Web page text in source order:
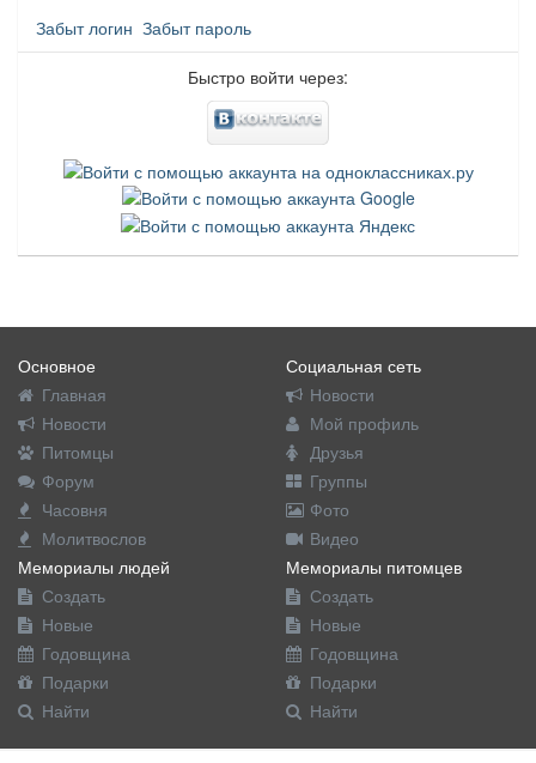
Забыт логин Забыт пароль
Быстро войти через:
Основное
Главная
Новости
Питомцы
Форум
Часовня
Молитвослов
Социальная сеть
Новости
Мой профиль
Друзья
Группы
Фото
Видео
Мемориалы людей
Создать
Новые
Годовщина
Подарки
Найти
Мемориалы питомцев
Создать
Новые
Годовщина
Подарки
Найти